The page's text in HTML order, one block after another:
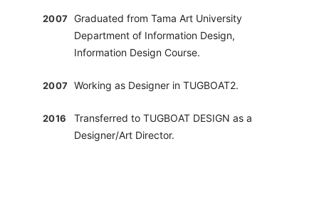
2007 Graduated from Tama Art University
Department of Information Design,
Information Design Course.
2007 Working as Designer in TUGBOAT2.
2016
Transferred to TUGBOAT DESIGN as a
Designer/Art Director.